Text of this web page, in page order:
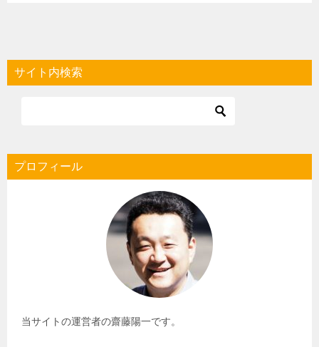
サイト内検索
プロフィール
当サイトの運営者の齋藤陽一です。